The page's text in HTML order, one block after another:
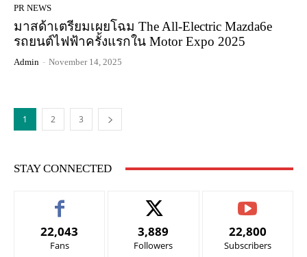
PR NEWS
มาสด้าเตรียมเผยโฉม The All-Electric Mazda6e
รถยนต์ไฟฟ้าครั้งแรกใน Motor Expo 2025
Admin - November 14, 2025
1 2 3
STAY CONNECTED
22,043
Fans
3,889
Followers
22,800
Subscribers